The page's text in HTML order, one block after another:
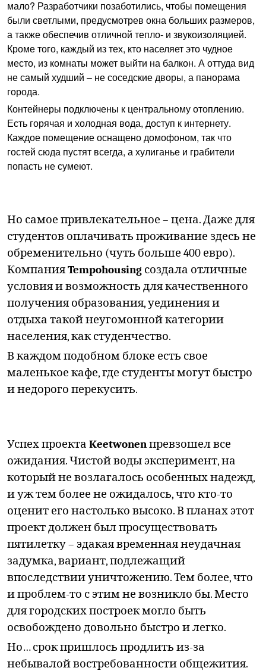
мало? Разработчики позаботились, чтобы помещения
были светлыми, предусмотрев окна больших размеров,
а также обеспечив отличной тепло- и звукоизоляцией.
Кроме того, каждый из тех, кто населяет это чудное
место, из комнаты может выйти на балкон. А оттуда вид
не самый худший – не соседские дворы, а панорама
города.
Контейнеры подключены к центральному отоплению.
Есть горячая и холодная вода, доступ к интернету.
Каждое помещение оснащено домофоном, так что
гостей сюда пустят всегда, а хулиганье и грабители
попасть не сумеют.
Но самое привлекательное – цена. Даже для
студентов оплачивать проживание здесь не
обременительно (чуть больше 400 евро).
КомпанияTempohousing создала отличные
условия и возможность для качественного
получения образования, уединения и
отдыха такой неугомонной категории
населения, как студенчество.
В каждом подобном блоке есть свое
маленькое кафе, где студенты могут быстро
и недорого перекусить.
Успех проекта Keetwonenпревзошел все
ожидания. Чистой воды эксперимент, на
который не возлагалось особенных надежд,
и уж тем более не ожидалось, что кто-то
оценит его настолько высоко. В планах этот
проект должен был просуществовать
пятилетку – эдакая временная неудачная
задумка, вариант, подлежащий
впоследствии уничтожению. Тем более, что
и проблем-то с этим не возникло бы. Место
для городских построек могло быть
освобождено довольно быстро и легко.
Но… срок пришлось продлить из-за
небывалой востребованности общежития.